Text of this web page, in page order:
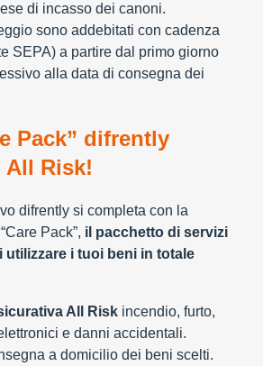
di incasso dei canoni.
sono addebitati con cadenza
SEPA) a partire dal primo giorno
alla data di consegna dei
Pack” difrently
All Risk!
difrently si completa con la
Pack”, il pacchetto di servizi
utilizzare i tuoi beni in totale
All Risk incendio, furto,
e danni accidentali.
a domicilio dei beni scelti.